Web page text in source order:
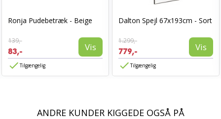
Ronja Pudebetræk - Beige
139,-
83,- Vis
Tilgængelig
Dalton Spejl 67x193cm - Sort
1.299,-
779,- Vis
Tilgængelig
ANDRE KUNDER KIGGEDE OGSÅ PÅ